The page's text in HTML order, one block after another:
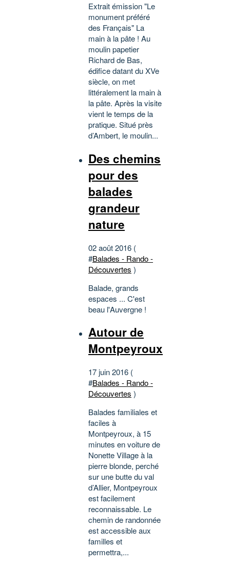
Extrait émission "Le
monument préféré
des Français" La
main à la pâte ! Au
moulin papetier
Richard de Bas,
édifice datant du XVe
siècle, on met
littéralement la main à
la pâte. Après la visite
vient le temps de la
pratique. Situé près
d’Ambert, le moulin...
Des chemins
pour des
balades
grandeur
nature
02 août 2016 (
#Balades - Rando -
Découvertes )
Balade, grands
espaces ... C'est
beau l'Auvergne !
Autour de
Montpeyroux
17 juin 2016 (
#Balades - Rando -
Découvertes )
Balades familiales et
faciles à
Montpeyroux, à 15
minutes en voiture de
Nonette Village à la
pierre blonde, perché
sur une butte du val
d’Allier, Montpeyroux
est facilement
reconnaissable. Le
chemin de randonnée
est accessible aux
familles et
permettra,...